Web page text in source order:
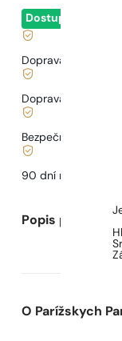
Dostupné
Doprava zadarmo
Doprava od
Bezpečné
90 dní na
Popis parfumu
O Parížskych